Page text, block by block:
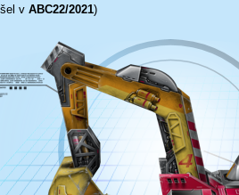
v ABC22/2021)